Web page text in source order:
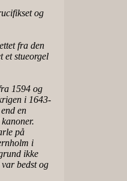
og
fra den
et stueorgel
1594 og
i 1643-
en
på
i
ikke
bedst og